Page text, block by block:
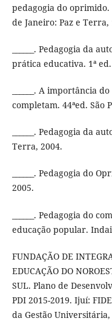
pedagogia do
de Janeiro: Paz e Terra,
______. Pedagogia da
prática educativa. 1ª
______. A importância
completam. 44ªed. São
______. Pedagogia da
Terra, 2004.
______. Pedagogia do
2005.
______. Pedagogia do
educação popular.
FUNDAÇÃO DE
EDUCAÇÃO DO
SUL. Plano de
PDI 2015-2019. Ijuí:
da Gestão Universitária,